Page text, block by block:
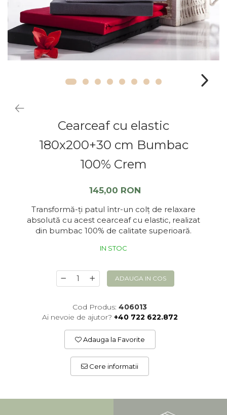
Cearceaf cu elastic
180x200+30 cm Bumbac
100% Crem
145,00 RON
Transformă-ți patul într-un colț de relaxare
absolută cu acest cearceaf cu elastic, realizat
din bumbac 100% de calitate superioară.
IN STOC
ADAUGA IN COS
Cod Produs: 406013
Ai nevoie de ajutor? +40 722 622.872
Adauga la Favorite
Cere informatii